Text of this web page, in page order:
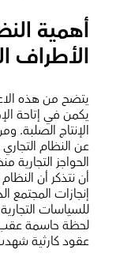
أهمية
الأطراف
يتضح من هذه
يكمن في إتاحة
الإنتاج الصلبة.
عن النظام
الحواجز
أن نتذكر أن
إنجازات المجتمع
للسياسات
لحظة حاسمة عقب
عقود كارثية